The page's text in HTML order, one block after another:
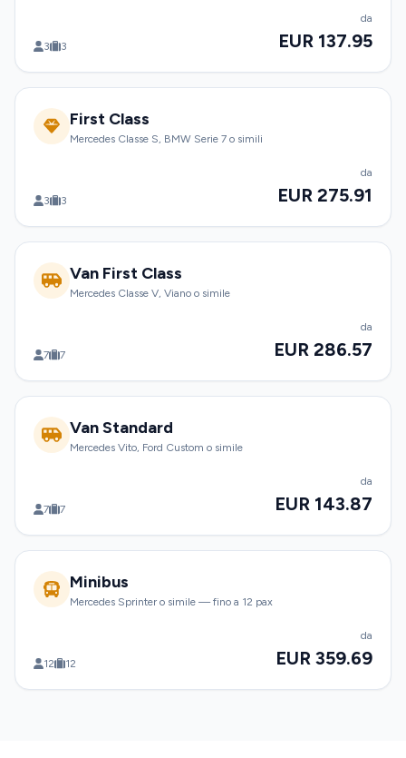
3 3
da
EUR 137.95
First Class
Mercedes Classe S, BMW Serie 7 o simili
3 3
da
EUR 275.91
Van First Class
Mercedes Classe V, Viano o simile
7 7
da
EUR 286.57
Van Standard
Mercedes Vito, Ford Custom o simile
7 7
da
EUR 143.87
Minibus
Mercedes Sprinter o simile — fino a 12 pax
12 12
da
EUR 359.69